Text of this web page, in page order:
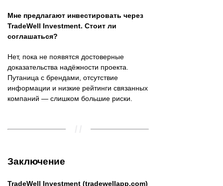
Мне предлагают инвестировать через
TradeWell Investment. Стоит ли
соглашаться?
Нет, пока не появятся достоверные
доказательства надёжности проекта.
Путаница с брендами, отсутствие
информации и низкие рейтинги связанных
компаний — слишком большие риски.
Заключение
TradeWell Investment (tradewellapp.com)